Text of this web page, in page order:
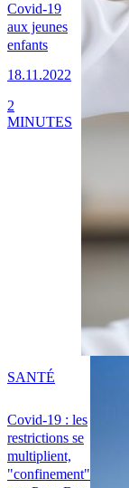
Covid-19
aux jeunes
enfants
18.11.2022
2
MINUTES
Covid-19 : les
restrictions se
multiplient,
"confinement"
SANTÉ